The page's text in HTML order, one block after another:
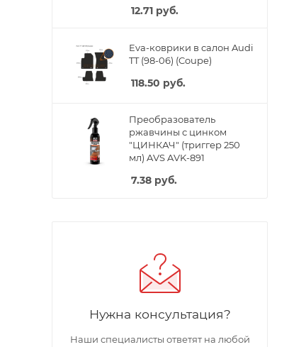
12.71 руб.
Eva-коврики в салон Audi
TT (98-06) (Coupe)
118.50 руб.
Преобразователь
ржавчины с цинком
"ЦИНКАЧ" (триггер 250
мл) AVS AVK-891
7.38 руб.
Нужна консультация?
Наши специалисты ответят на любой